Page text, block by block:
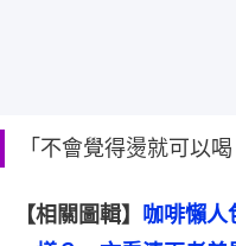
「不會覺得燙就可以喝
【相關圖輯】 咖啡懶人